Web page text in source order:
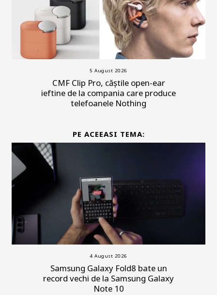
5 August 2026
CMF Clip Pro, căștile open-ear
ieftine de la compania care produce
telefoanele Nothing
PE ACEEASI TEMA:
4 August 2026
Samsung Galaxy Fold8 bate un
record vechi de la Samsung Galaxy
Note 10